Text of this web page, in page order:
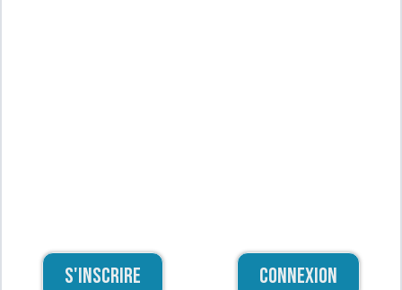
S'inscrire Connexion